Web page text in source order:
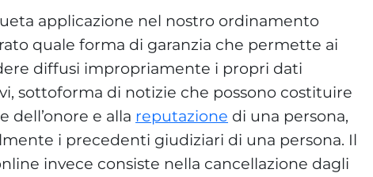
applicazione nel nostro ordinamento
quale forma di garanzia che permette ai
diffusi impropriamente i propri dati
sottoforma di notizie che possono costituire
e alla reputazione di una persona,
i precedenti giudiziari di una persona. Il
invece consiste nella cancellazione dagli